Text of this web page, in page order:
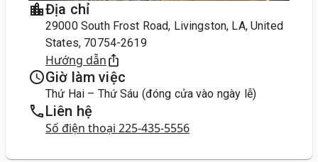
Địa chỉ
29000 South Frost Road, Livingston, LA, United
States, 70754-2619
Hướng dẫn
Giờ làm việc
Thứ Hai – Thứ Sáu (đóng cửa vào ngày lễ)
Liên hệ
Số điện thoại 225-435-5556